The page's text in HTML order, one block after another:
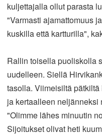
kuljettajalla ollut parasta
"Varmasti ajamattomuus
kuskilla että kartturilla",
Rallin toisella puoliskolla
uudelleen. Siellä
tasolla. Viimeisiltä
ja kertaalleen neljänneksi
"Olimme lähes minuutin
Sijoitukset olivat heti